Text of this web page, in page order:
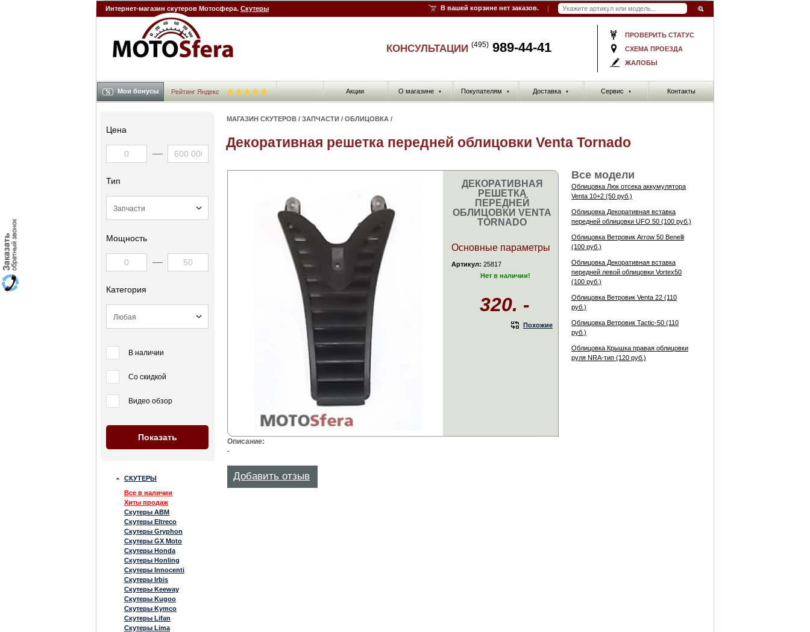
Интернет-магазин скутеров Мотосфера. Скутеры В вашей корзине нет заказов.
ПРОВЕРИТЬ СТАТУС
СХЕМА ПРОЕЗДА
ЖАЛОБЫ
КОНСУЛЬТАЦИИ (495) 989-44-41
Акции О магазине ▼ Покупателям ▼ Доставка ▼ Сервис ▼ Контакты
Мои бонусы Рейтинг Яндекс
Цена
Тип
Мощность
Категория
В наличии
Со скидкой
Видео обзор
СКУТЕРЫ
Все в наличии
Хиты продаж
Скутеры ABM
Скутеры Eltreco
Скутеры Gryphon
Скутеры GX Moto
Скутеры Honda
Скутеры Honling
Скутеры Innocenti
Скутеры Irbis
Скутеры Keeway
Скутеры Kugoo
Скутеры Kymco
Скутеры Lifan
Скутеры Lima
МАГАЗИН СКУТЕРОВ / ЗАПЧАСТИ / ОБЛИЦОВКА /
Декоративная решетка передней облицовки Venta Tornado
ДЕКОРАТИВНАЯ
РЕШЕТКА
ПЕРЕДНЕЙ
ОБЛИЦОВКИ VENTA
TORNADO
Основные параметры
Артикул: 25817
Нет в наличии!
320. -
Похожие
Все модели
Облицовка Люк отсека аккумулятора
Venta 10+2 (50 руб.)
Облицовка Декоративная вставка
передней облицовки UFO 50 (100 руб.)
Облицовка Ветровик Arrow 50 Benelli
(100 руб.)
Облицовка Декоративная вставка
передней левой облицовки Vortex50
(100 руб.)
Облицовка Ветровик Venta 22 (110
руб.)
Облицовка Ветровик Tactic-50 (110
руб.)
Облицовка Крышка правая облицовки
руля NRA-тип (120 руб.)
Описание:
-
Добавить отзыв